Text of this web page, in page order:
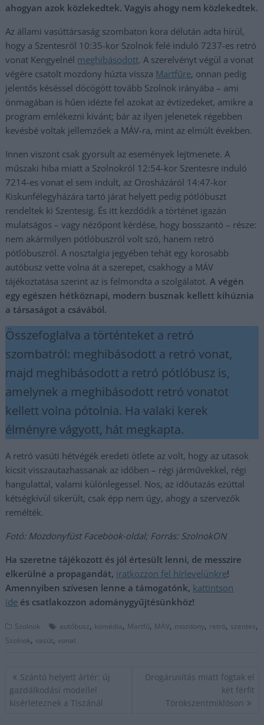
ahogyan azok közlekedtek. Vagyis ahogy nem közlekedtek.
Az állami vasúttársaság szombaton kora délután adta hírül,
hogy a Szentesről 10:35-kor Szolnok felé induló 7237-es retró
vonat Kengyelnél meghibásodott. A szerelvényt végül a vonat
végére csatolt mozdony húzta vissza Martfűre, onnan pedig
jelentős késéssel döcögött tovább Szolnok irányába – ami
önmagában is hűen idézte fel azokat az évtizedeket, amikre a
program emlékezni kívánt; bár az ilyen jelenetek régebben
kevésbé voltak jellemzőek a MÁV-ra, mint az elmúlt években.
Innen viszont csak gyorsult az események lejtmenete. A
műszaki hiba miatt a Szolnokról 12:54-kor Szentesre induló
7214-es vonat el sem indult, az Orosházáról 14:47-kor
Kiskunfélegyházára tartó járat helyett pedig pótlóbuszt
rendeltek ki Szentesig. És itt kezdődik a történet igazán
mulatságos – vagy nézőpont kérdése, hogy bosszantó – része:
nem akármilyen pótlóbuszról volt szó, hanem retró
pótlóbuszról. A nosztalgia jegyében tehát egy korosabb
autóbusz vette volna át a szerepet, csakhogy a MÁV
tájékoztatása szerint az is felmondta a szolgálatot.A végén
egy egészen hétköznapi, modern busznak kellett kihúznia
a társaságot a csávából.
Összefoglalva a történteket a retró
szombatról: meghibásodott a retró vonat,
majd meghibásodott a retró pótlóbusz is,
amelynek a meghibásodott retró vonatot
kellett volna pótolnia. Ha valaki kerek
élményre vágyott, hát megkapta.
A retró vasúti hétvégék eredeti ötlete az volt, hogy az utasok
kicsit visszautazhassanak az időben – régi járművekkel, régi
hangulattal, valami különlegessel. Nos, az időutazás ezúttal
kétségkívül sikerült, csak épp nem úgy, ahogy a szervezők
remélték.
Fotó: Mozdonyfüst Facebook-oldal; Forrás: SzolnokON
Ha szeretne tájékozott és jól értesült lenni, de messzire
elkerülné a propagandát, iratkozzon fel hírlevelünkre!
Amennyiben szívesen lenne a támogatónk, kattintson
ide és csatlakozzon adománygyűjtésünkhöz!
Szolnok autóbusz, komédia, Martfű, MÁV, mozdony, retró, szentes,
Szolnok,vasút,vonat
Bejegyzés
navigáció
Szántó helyett ártér: új
gazdálkodási modellel
kísérleteznek a Tiszánál
Drogárusítás miatt fogtak el
két férfit
Törökszentmiklóson